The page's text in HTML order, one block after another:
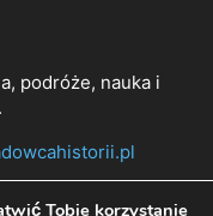
podróże, nauka i
Tobie korzystanie